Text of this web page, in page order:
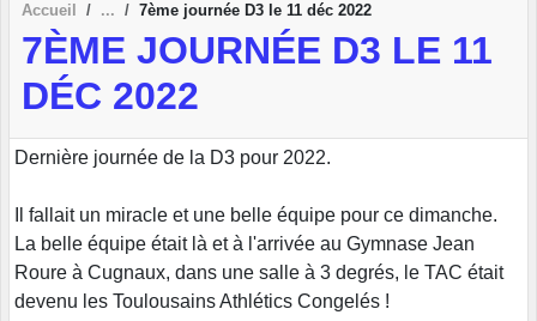
Accueil 7ème journée D3 le 11 déc 2022
7ÈME JOURNÉE D3 LE 11
DÉC 2022
Dernière journée de la D3 pour 2022.
Il fallait un miracle et une belle équipe pour ce dimanche.
La belle équipe était là et à l'arrivée au Gymnase Jean
Roure à Cugnaux, dans une salle à 3 degrés, le TAC était
devenu les Toulousains Athlétics Congelés !